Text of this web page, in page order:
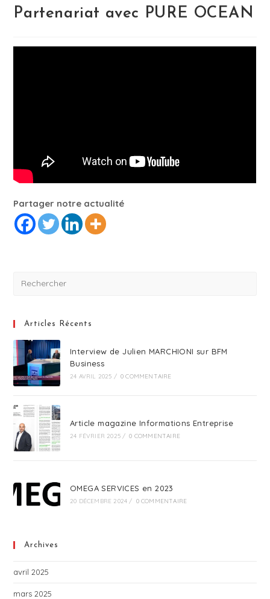
Partenariat avec PURE OCEAN
Partager notre actualité
Articles Récents
Interview de Julien MARCHIONI sur BFM
Business
24 AVRIL 2025 / 0 COMMENTAIRE
Article magazine Informations Entreprise
24 FÉVRIER 2025 / 0 COMMENTAIRE
OMEGA SERVICES en 2023
20 DÉCEMBRE 2024 / 0 COMMENTAIRE
Archives
avril 2025
mars 2025